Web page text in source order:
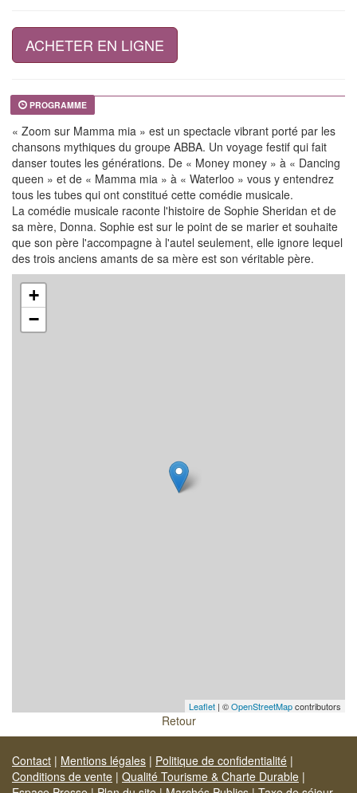
ACHETER EN LIGNE
PROGRAMME
« Zoom sur Mamma mia » est un spectacle vibrant porté par les
chansons mythiques du groupe ABBA. Un voyage festif qui fait
danser toutes les générations. De « Money money » à « Dancing
queen » et de « Mamma mia » à « Waterloo » vous y entendrez
tous les tubes qui ont constitué cette comédie musicale.
La comédie musicale raconte l'histoire de Sophie Sheridan et de
sa mère, Donna. Sophie est sur le point de se marier et souhaite
que son père l'accompagne à l'autel seulement, elle ignore lequel
des trois anciens amants de sa mère est son véritable père.
+
−
Leaflet | ©OpenStreetMapcontributors
Retour
Contact | Mentions légales | Politique de confidentialité |
Conditions de vente | Qualité Tourisme & Charte Durable |